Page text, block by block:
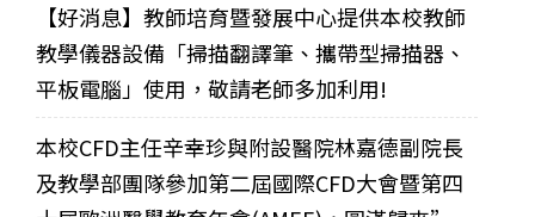
【好消息】教師培育暨發展中心提供本校教師
教學儀器設備「掃描翻譯筆、攜帶型掃描器、
平板電腦」使用，敬請老師多加利用!
本校CFD主任辛幸珍與附設醫院林嘉德副院長
及教學部團隊參加第二屆國際CFD大會暨第四